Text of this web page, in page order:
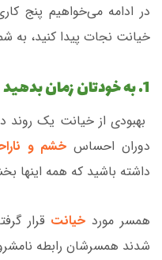
در ادامه می‌خواهیم پنج
خیانت نجات پیدا کنید، به
1. به خودتان زمان بدهید
بهبودی از خیانت یک روند
دوران احساس خشم و
داشته باشید که همه اینها
همسر مورد خیانت قرار
شدند همسرشان رابطه